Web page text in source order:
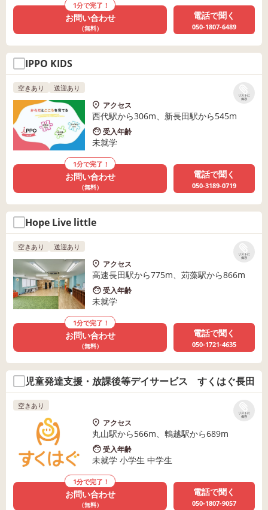
1分で完了！
お問い合わせ
（無料）
電話で聞く
050-1807-6489
IPPO KIDS
リストに
保存
空きあり 送迎あり
アクセス
西代駅から306m、新長田駅から545m
受入年齢
未就学
1分で完了！
お問い合わせ
（無料）
電話で聞く
050-3189-0719
Hope Live little
リストに
保存
空きあり 送迎あり
アクセス
高速長田駅から775m、苅藻駅から866m
受入年齢
未就学
1分で完了！
お問い合わせ
（無料）
電話で聞く
050-1721-4635
児童発達支援・放課後等デイサービス すくはぐ長田
リストに
保存
空きあり
アクセス
丸山駅から566m、鵯越駅から689m
受入年齢
未就学 小学生 中学生
1分で完了！
お問い合わせ
（無料）
電話で聞く
050-1807-9057